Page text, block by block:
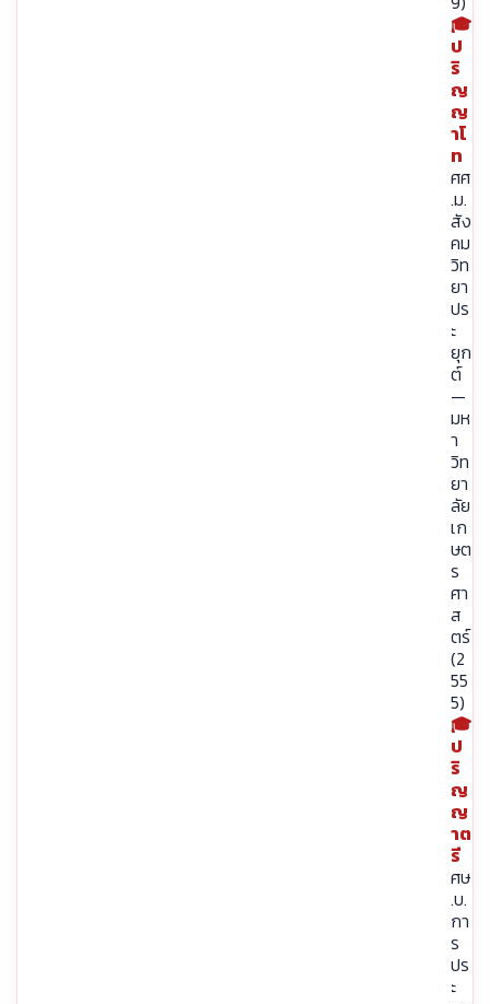
🎓
ป
ริ
ญ
ญ
าโ
ท
ศศ
.ม.
สัง
คม
วิท
ยา
ปร
ะ
ยุก
ต์
—
มห
า
วิท
ยา
ลัย
เก
ษต
ร
ศา
ส
ตร์
(2
55
5)
🎓
ป
ริ
ญ
ญ
าต
รี
ศษ
.บ.
กา
ร
ปร
ะ